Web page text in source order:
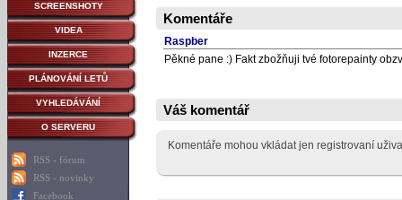
SCREENSHOTY
VIDEA
INZERCE
PLÁNOVÁNÍ LETŮ
VYHLEDÁVÁNÍ
O SERVERU
RSS - fórum
RSS - novinky
Facebook
Komentáře
Raspber
Pěkné pane :) Fakt zbožňuji tvé fotorepainty
Váš komentář
Komentáře mohou vkládat jen registrovaní